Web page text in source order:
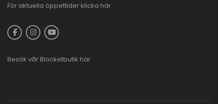
För aktuella öppettider klicka här
Besök vår Blocketbutik här